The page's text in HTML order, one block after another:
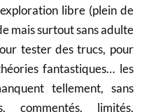
libre (plein de
mais surtout sans adulte
tester des trucs, pour
fantastiques… les
tellement, sans
commentés, limités,